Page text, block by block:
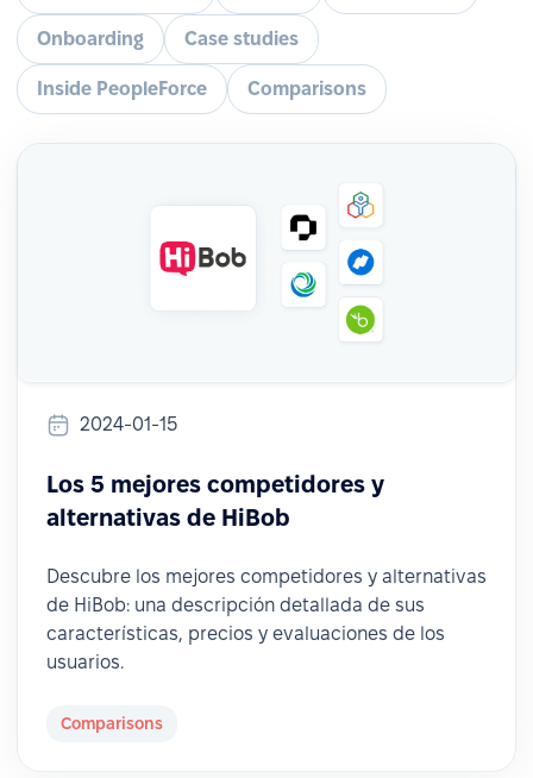
Onboarding Case studies
Inside PeopleForce Comparisons
2024-01-15
Los 5 mejores competidores y
alternativas de HiBob
Descubre los mejores competidores y alternativas
de HiBob: una descripción detallada de sus
características, precios y evaluaciones de los
usuarios.
Comparisons